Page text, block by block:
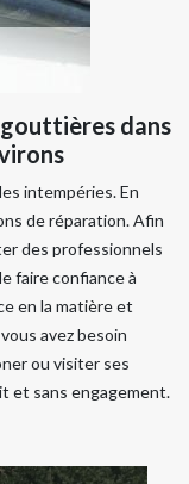
dans
intempéries. En
de réparation. Afin
des professionnels
faire confiance à
en la matière et
avez besoin
ou visiter ses
et sans engagement.